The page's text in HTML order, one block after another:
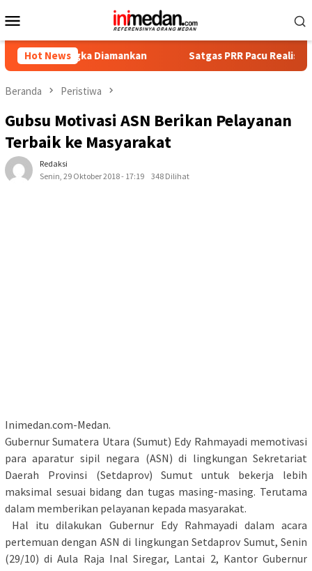
ke
Mobile
Hot News
Diamankan Satgas PRR Pacu Realisasi Tambahan
Beranda Peristiwa
Gubsu Motivasi ASN Berikan Pelayanan
Terbaik ke Masyarakat
Redaksi
Senin, 29 Oktober 2018 - 17:19
348 Dilihat
Inimedan.com-Medan.
Gubernur Sumatera Utara (Sumut) Edy Rahmayadi memotivasi
para aparatur sipil negara (ASN) di lingkungan Sekretariat
Daerah Provinsi (Setdaprov) Sumut untuk bekerja lebih
maksimal sesuai bidang dan tugas masing-masing. Terutama
dalam memberikan pelayanan kepada masyarakat.
Hal itu dilakukan Gubernur Edy Rahmayadi dalam acara
pertemuan dengan ASN di lingkungan Setdaprov Sumut, Senin
(29/10) di Aula Raja Inal Siregar, Lantai 2, Kantor Gubernur